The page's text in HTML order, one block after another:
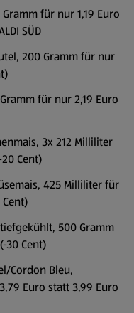
Gramm für nur 1,19 Euro
SÜD
200 Gramm für nur
für nur 2,19 Euro
3x 212 Milliliter
Cent)
425 Milliliter für
tiefgekühlt, 500 Gramm
30 Cent)
Cordon Bleu,
Euro statt 3,99 Euro